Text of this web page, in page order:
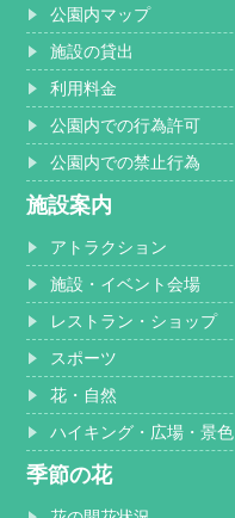
公園内マップ
施設の貸出
利用料金
公園内での行為許可
公園内での禁止行為
施設案内
アトラクション
施設・イベント会場
レストラン・ショップ
スポーツ
花・自然
ハイキング・広場・景色
季節の花